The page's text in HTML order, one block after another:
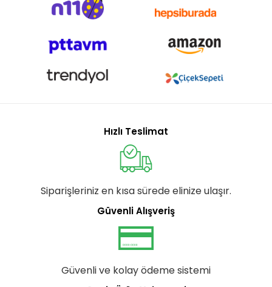
Hızlı Teslimat
Siparişleriniz en kısa sürede elinize ulaşır.
Güvenli Alışveriş
Güvenli ve kolay ödeme sistemi